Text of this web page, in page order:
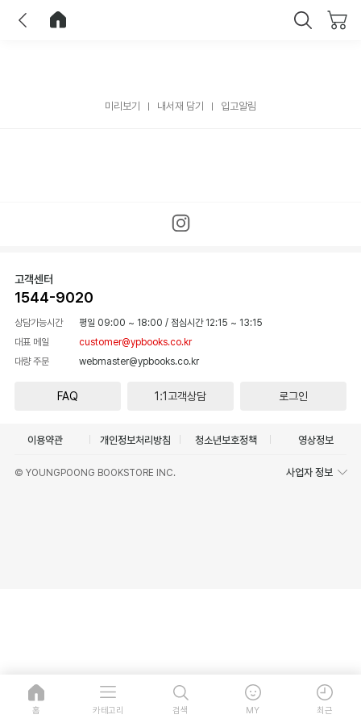
미리보기 내서재 담기 입고알림
고객센터
1544-9020
상담가능시간 평일 09:00 ~ 18:00 / 점심시간 12:15 ~ 13:15
대표 메일
customer@ypbooks.co.kr
대량 주문
webmaster@ypbooks.co.kr
FAQ 1:1고객상담 로그인
이용약관 개인정보처리방침 청소년보호정책 영상정보
© YOUNGPOONG BOOKSTORE INC. 사업자 정보
홈 카테고리 검색 MY 최근